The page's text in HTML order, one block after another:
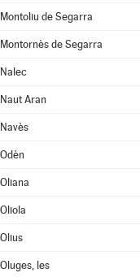
Montoliu de Segarra
Montornès de Segarra
Nalec
Naut Aran
Navès
Odèn
Oliana
Oliola
Olius
Oluges, les